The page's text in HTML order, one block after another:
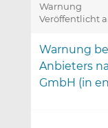
Warnung
Veröffentlicht
Warnung
Anbieters
GmbH (in